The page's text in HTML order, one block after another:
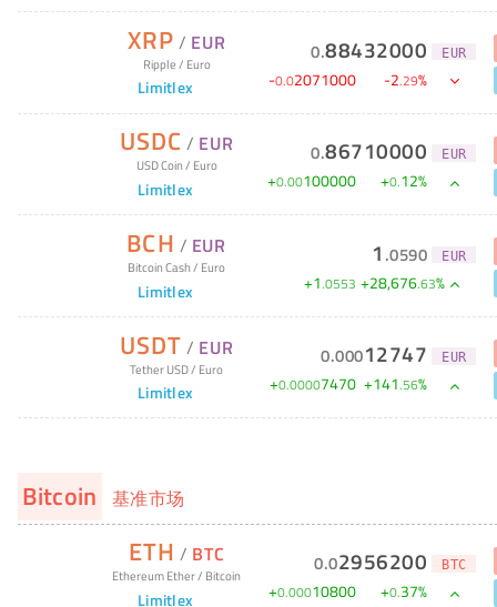
XRP / EUR
Ripple/ Euro
Limitlex
0.88432000 EUR
-0.02071000 -2.29%
USDC / EUR
USD Coin/ Euro
Limitlex
0.86710000 EUR
+0.00100000 +0.12%
BCH / EUR
Bitcoin Cash/ Euro
Limitlex
1 .0590 EUR
+1.0553 +28,676.63%
USDT / EUR
Tether USD/ Euro
Limitlex
0.00012747 EUR
+0.00007470 +141.56%
Bitcoin 基准市场
ETH / BTC
Ethereum Ether/ Bitcoin
Limitlex
0.02956200 BTC
+0.00010800 +0.37%